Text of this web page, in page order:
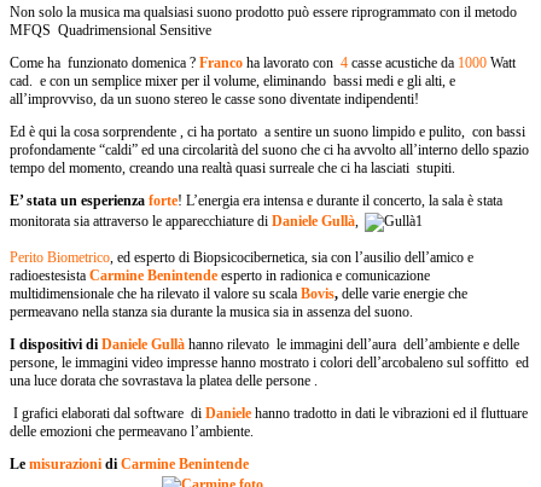
Non solo la musica ma qualsiasi suono prodotto può essere riprogrammato con il metodo
MFQS Quadrimensional Sensitive
Come ha funzionato domenica ? Franco ha lavorato con 4 casse acustiche da 1000 Watt
cad. e con un semplice mixer per il volume, eliminando bassi medi e gli alti, e
all’improvviso, da un suono stereo le casse sono diventate indipendenti!
Ed è qui la cosa sorprendente , ci ha portato a sentire un suono limpido e pulito, con bassi
profondamente “caldi” ed una circolarità del suono che ci ha avvolto all’interno dello spazio
tempo del momento, creando una realtà quasi surreale che ci ha lasciati stupiti.
E’ stata un esperienza forte! L’energia era intensa e durante il concerto, la sala è stata
monitorata sia attraverso le apparecchiature di Daniele Gullà,
Perito Biometrico, ed esperto di Biopsicocibernetica, sia con l’ausilio dell’amico e
radioestesista Carmine Benintende esperto in radionica e comunicazione
multidimensionale che ha rilevato il valore su scala Bovis, delle varie energie che
permeavano nella stanza sia durante la musica sia in assenza del suono.
I dispositivi di Daniele Gullà hanno rilevato le immagini dell’aura dell’ambiente e delle
persone, le immagini video impresse hanno mostrato i colori dell’arcobaleno sul soffitto ed
una luce dorata che sovrastava la platea delle persone .
I grafici elaborati dal software di Daniele hanno tradotto in dati le vibrazioni ed il fluttuare
delle emozioni che permeavano l’ambiente.
Le misurazioni di Carmine Benintende